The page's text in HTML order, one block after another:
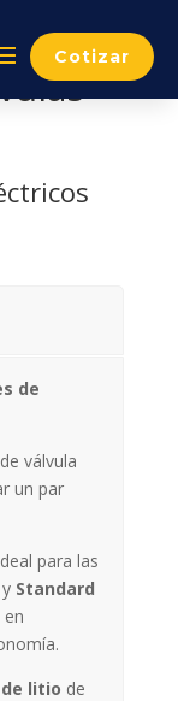
Cotizar
de
válvula
un par
para las
Standard
litio de